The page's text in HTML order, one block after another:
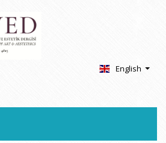
English